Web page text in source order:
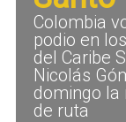
Colombia
podio en
del Caribe
Nicolás
domingo la
de ruta